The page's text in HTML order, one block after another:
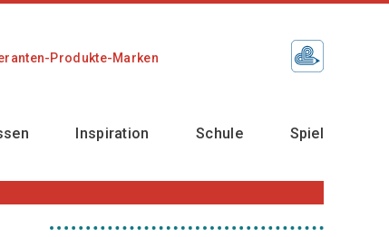
Produkte-Marken
Inspiration Schule Spiel